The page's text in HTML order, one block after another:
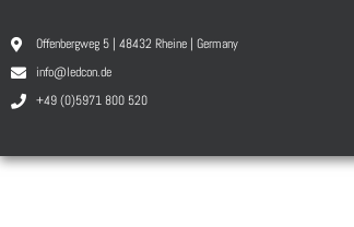
Offenbergweg 5 | 48432 Rheine | Germany
info@ledcon.de
+49 (0)5971 800 520